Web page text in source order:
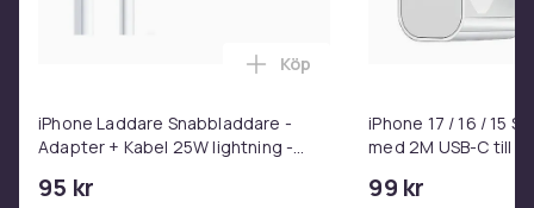
iPhone Laddare Snabbladdare -
Adapter + Kabel 25W lightning -
95 kr
Lägg till iPhone Laddare
Köp
iPhone 17 / 16 / 15
med 2M USB-C till
99 kr